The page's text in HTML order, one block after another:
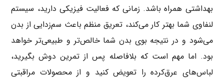
بهداشتی همراه باشد. زمانی که فعالیت فیزیکی دارید، سیستم
لنفاوی شما بهتر کار می‌کند، تعریق منظم باعث سم‌زدایی از بدن
می‌شود و در نتیجه بوی بدن شما خالص‌تر و طبیعی‌تر خواهد
بود. اما مهم است که بلافاصله پس از تمرین دوش بگیرید،
لباس‌های عرق‌کرده را تعویض کنید و از محصولات مراقبتی